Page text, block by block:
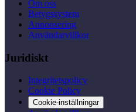
Om oss
Betygssystem
Annonsering
Användarvillkor
Juridiskt
Integritetspolicy
Cookie Policy
Cookie-inställningar